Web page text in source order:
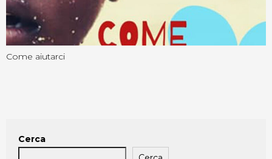
Come aiutarci
Cerca